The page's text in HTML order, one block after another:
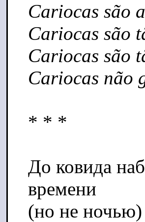
Cariocas são
Cariocas são
Cariocas são
Cariocas não
* * *
До ковида
времени
(но не ночью)